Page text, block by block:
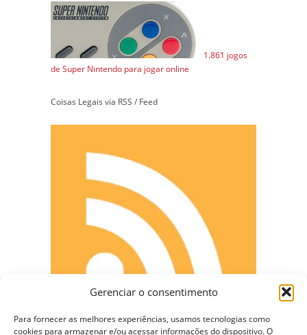
Gerenciar o consentimento
Para fornecer as melhores experiências, usamos tecnologias como
cookies para armazenar e/ou acessar informações do dispositivo. O
1.861 jogos
de Super Nintendo para jogar online
Coisas Legais via RSS / Feed